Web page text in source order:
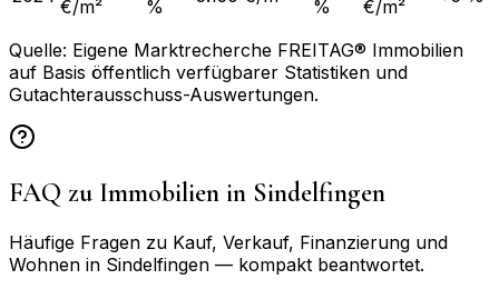
€/m²
%
%
€/m²
Quelle: Eigene Marktrecherche FREITAG® Immobilien
auf Basis öffentlich verfügbarer Statistiken und
Gutachterausschuss-Auswertungen.
FAQ zu Immobilien in Sindelfingen
Häufige Fragen zu Kauf, Verkauf, Finanzierung und
Wohnen in Sindelfingen — kompakt beantwortet.